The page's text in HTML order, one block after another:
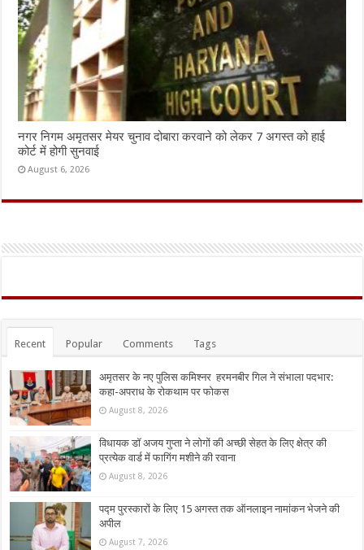
नगर निगम अमृतसर मेयर चुनाव दोबारा करवाने को लेकर 7 अगस्त को हाई
कोर्ट में होगी सुनवाई
August 6, 2026
Recent Popular Comments Tags
अमृतसर के नए पुलिस कमिश्नर हरमनबीर गिल ने संभाला पदभार:
कहा-अपराध के रोकथाम पर फोकस
August 8, 2026
विधायक डॉ अजय गुप्ता ने लोगों की अच्छी सेहत के लिए क्षेत्र की
प्रत्येक वार्ड में फागिंग मशीने की रवाना
August 8, 2026
पद्म पुरस्कारों के लिए 15 अगस्त तक ऑनलाइन नामांकन भेजने की
अपील
August 7, 2026